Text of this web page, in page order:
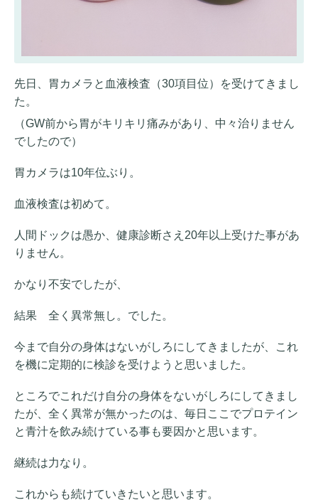
先日、胃カメラと血液検査（30項目位）を受けてきまし
た。
（GW前から胃がキリキリ痛みがあり、中々治りません
でしたので）
胃カメラは10年位ぶり。
血液検査は初めて。
人間ドックは愚か、健康診断さえ20年以上受けた事があ
りません。
かなり不安でしたが、
結果 全く異常無し。でした。
今まで自分の身体はないがしろにしてきましたが、これ
を機に定期的に検診を受けようと思いました。
ところでこれだけ自分の身体をないがしろにしてきまし
たが、全く異常が無かったのは、毎日ここでプロテイン
と青汁を飲み続けている事も要因かと思います。
継続は力なり。
これからも続けていきたいと思います。